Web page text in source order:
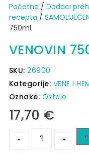
Početna / Dodaci
recepta /
750ml
VENOVIN
SKU:26900
Kategorije: VENE I
Oznake: Ostalo
17,70 €
- +